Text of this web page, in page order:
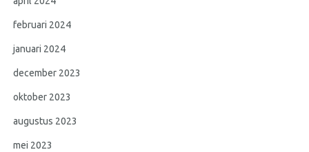
februari 2024
januari 2024
december 2023
oktober 2023
augustus 2023
mei 2023